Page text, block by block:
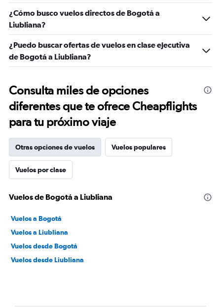
¿Cómo busco vuelos directos de Bogotá a
Liubliana?
¿Puedo buscar ofertas de vuelos en clase ejecutiva
de Bogotá a Liubliana?
Consulta miles de opciones
diferentes que te ofrece Cheapflights
para tu próximo viaje
Otras opciones de vuelos Vuelos populares
Vuelos por clase
Vuelos de Bogotá a Liubliana
Vuelos a Bogotá
Vuelos a Liubliana
Vuelos desde Bogotá
Vuelos desde Liubliana